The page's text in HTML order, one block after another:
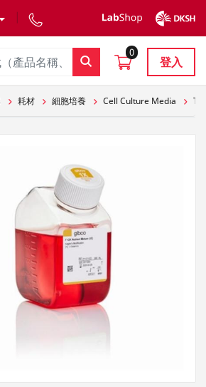
0
登入
耗材 細胞培養 Cell Culture Media